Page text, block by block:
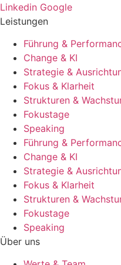
Linkedin Google
Leistungen
Führung &
Change & KI
Strategie &
Fokus & Klarheit
Strukturen &
Fokustage
Speaking
Führung &
Change & KI
Strategie &
Fokus & Klarheit
Strukturen &
Fokustage
Speaking
Über uns